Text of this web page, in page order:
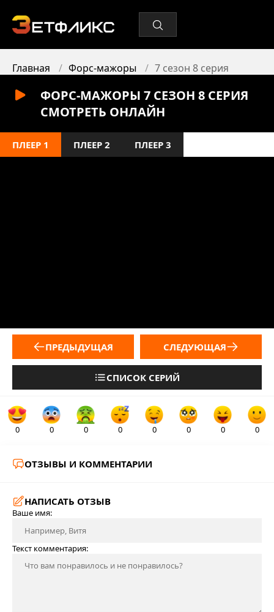
Главная Форс-мажоры 7 сезон 8 серия
ФОРС-МАЖОРЫ 7 СЕЗОН 8 СЕРИЯ
СМОТРЕТЬ ОНЛАЙН
ПЛЕЕР 1 ПЛЕЕР 2 ПЛЕЕР 3
ПРЕДЫДУЩАЯ
СПИСОК СЕРИЙ
СЛЕДУЮЩАЯ
0 0 0 0 0 0 0 0
ОТЗЫВЫ И КОММЕНТАРИИ
НАПИСАТЬ ОТЗЫВ
Ваше имя:
Текст комментария: